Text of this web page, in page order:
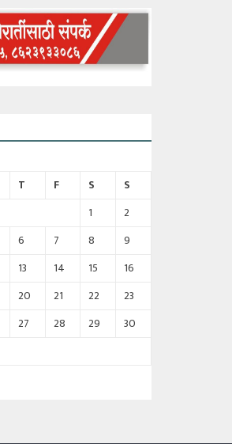
T F S
S
1
2
6 7 8
9
13 14 15
16
20 21 22
23
27 28 29
30